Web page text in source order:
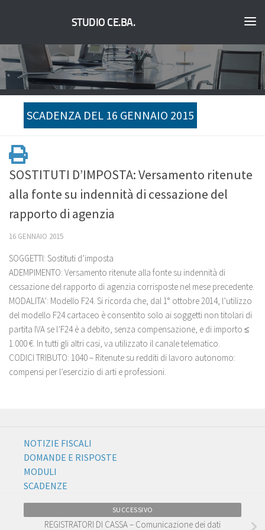
STUDIO CE.BA.
SCADENZA DEL 16 GENNAIO 2015
SOSTITUTI D’IMPOSTA: Versamento ritenute
alla fonte su indennità di cessazione del
rapporto di agenzia
16 GENNAIO 2015
SOGGETTI: Sostituti d’imposta
ADEMPIMENTO: Versamento ritenute alla fonte su indennità di
cessazione del rapporto di agenzia corrisposte nel mese precedente.
MODALITA’: Modello F24. Si ricorda che, dal 1° ottobre 2014, l’utilizzo
del modello F24 cartaceo è consentito solo ai soggetti non titolari di
partita IVA se l’F24 è a debito, senza compensazione, e di importo ≤
1.000 €. In tutti gli altri casi, va utilizzato il canale telematico.
CODICI TRIBUTO: 1040 – Ritenute su redditi di lavoro autonomo:
compensi per l’esercizio di arti e professioni.
NOTIZIE FISCALI
DOMANDE E RISPOSTE
MODULI
SCADENZE
SUCCESSIVO
REGISTRATORI DI CASSA – Comunicazione dei dati